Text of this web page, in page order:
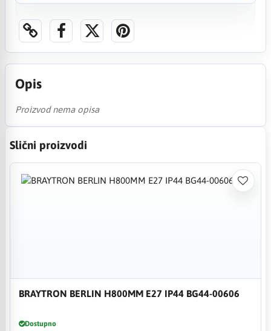
Opis
Proizvod nema opisa
Slični proizvodi
BRAYTRON BERLIN H800MM E27 IP44 BG44-00606
Dostupno